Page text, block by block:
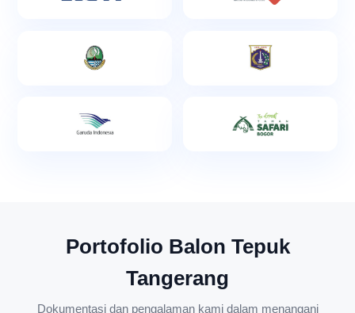
Portofolio Balon Tepuk
Tangerang
Dokumentasi dan pengalaman kami dalam menangani